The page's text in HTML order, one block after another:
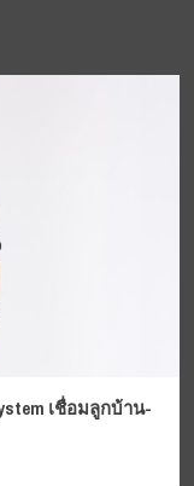
เชื่อมลูกบ้าน-